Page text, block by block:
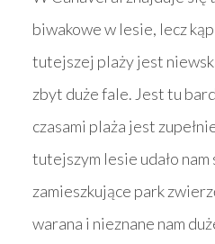
biwakowe w lesie, lecz
tutejszej plaży jest
zbyt duże fale. Jest tu
czasami plaża jest
tutejszym lesie udało
zamieszkujące park
warana i nieznane nam